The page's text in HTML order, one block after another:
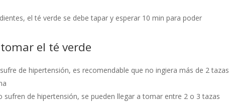
el té verde se debe tapar y esperar 10 min para poder
el té verde
de hipertensión, es recomendable que no ingiera más de 2 tazas
sufren de hipertensión, se pueden llegar a tomar entre 2 o 3 tazas